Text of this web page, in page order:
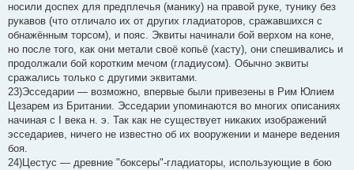
носили доспех для предплечья (манику) на правой руке, тунику без
рукавов (что отличало их от других гладиаторов, сражавшихся с
обнажённым торсом), и пояс. Эквиты начинали бой верхом на коне,
но после того, как они метали своё копьё (хасту), они спешивались и
продолжали бой коротким мечом (гладиусом). Обычно эквиты
сражались только с другими эквитами.
23)Эсседарии — возможно, впервые были привезены в Рим Юлием
Цезарем из Британии. Эсседарии упоминаются во многих описаниях
начиная с I века н. э. Так как не существует никаких изображений
эсседариев, ничего не известно об их вооружении и манере ведения
боя.
24)Цестус — древние "боксеры"-гладиаторы, использующие в бою